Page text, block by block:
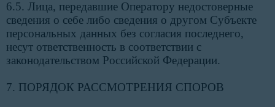
6.5. Лица, передавшие Оператору недостоверные
сведения о себе либо сведения о другом Субъекте
персональных данных без согласия последнего,
несут ответственность в соответствии с
законодательством Российской Федерации.
7. ПОРЯДОК РАССМОТРЕНИЯ СПОРОВ